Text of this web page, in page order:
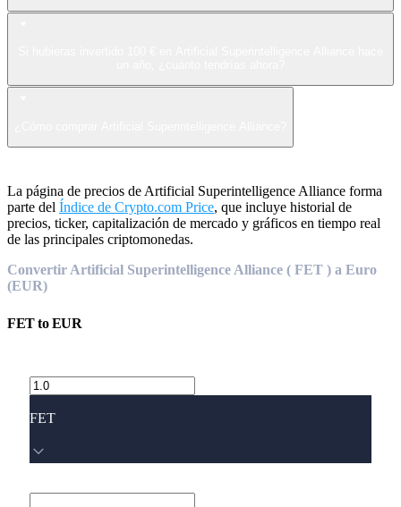
La página de precios de Artificial Superintelligence Alliance forma
parte del Índice de Crypto.com Price, que incluye historial de
precios, ticker, capitalización de mercado y gráficos en tiempo real
de las principales criptomonedas.
Convertir Artificial Superintelligence Alliance ( FET ) a Euro
(EUR)
FETtoEUR
FET